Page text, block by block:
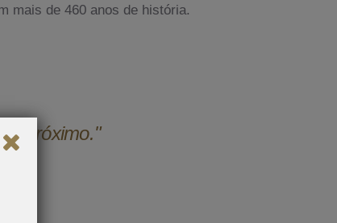
mais de 460 anos de história.
o próximo."